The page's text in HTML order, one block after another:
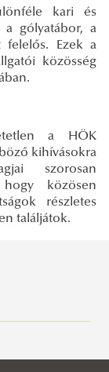
kari és
a gólyatábor, a
felelős. Ezek a
közösség
a HÖK
kihívásokra
szorosan
hogy közösen
részletes
találjátok.